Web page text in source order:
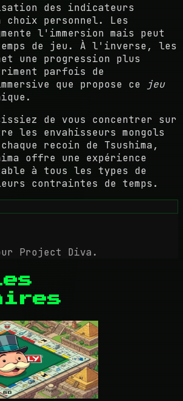
des indicateurs
personnel. Les
l'immersion mais peut
de jeu. À l'inverse, les
une progression plus
parfois de
que propose ce
jeu
de vous concentrer sur
les envahisseurs mongols
recoin de Tsushima,
offre une expérience
à tous les types de
contraintes de temps.
Project Diva.